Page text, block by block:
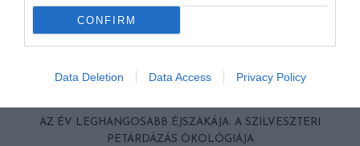
CONFIRM
Data Deletion Data Access Privacy Policy
ELŐZŐ CIKK
MILYEN HIDEGET BÍR KI AZ EMBERI TEST? – TÚLÉLŐK A FAGY
HATÁRÁN
AZ ÉV LEGHANGOSABB ÉJSZAKÁJA: A SZILVESZTERI
PETÁRDÁZÁS ÖKOLÓGIÁJA